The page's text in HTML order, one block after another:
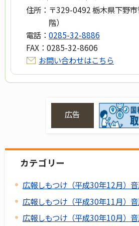
住所： 〒329-0492 栃木県下野
階）
電話： 0285-32-8886
FAX： 0285-32-8606
お問い合わせはこちら
広告
カテゴリー
広報しもつけ（平成30年12月）
広報しもつけ（平成30年11月）
広報しもつけ（平成30年10月）